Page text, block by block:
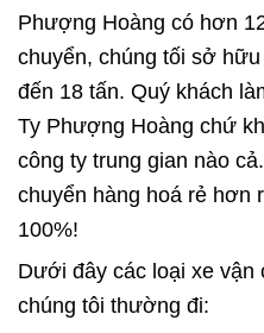
Phượng Hoàng có hơn
chuyển, chúng tối sở
đến 18 tấn. Quý khách
Ty Phượng Hoàng chứ
công ty trung gian nào
chuyển hàng hoá rẻ hơn
100%!
Dưới đây các loại xe vận
chúng tôi thường đi: